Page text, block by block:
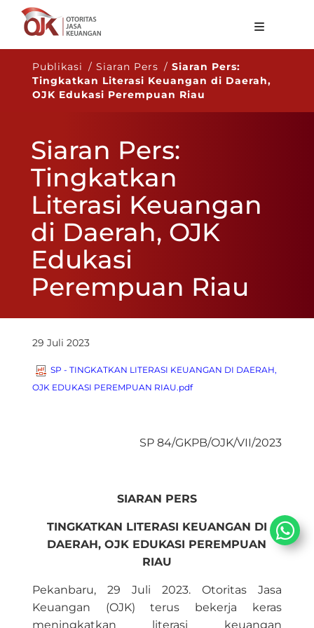
Tentang OJK
Fungsi Utama
Regulasi
Statistik
Layanan
Karir
Publikasi / Siaran Pers /Siaran Pers:
Tingkatkan Literasi Keuangan di Daerah,
OJK Edukasi Perempuan Riau
Siaran Pers:
Tingkatkan
Literasi Keuangan
di Daerah, OJK
Edukasi
Perempuan Riau
29 Juli 2023
SP - TINGKATKAN LITERASI KEUANGAN DI DAERAH,
OJK EDUKASI PEREMPUAN RIAU.pdf
SP 84/GKPB/OJK/VII/2023
SIARAN PERS
TINGKATKAN LITERASI KEUANGAN DI
DAERAH, OJK EDUKASI PEREMPUAN
RIAU
Pekanbaru, 29 Juli 2023. Otoritas Jasa
Keuangan (OJK) terus bekerja keras
meningkatkan literasi keuangan